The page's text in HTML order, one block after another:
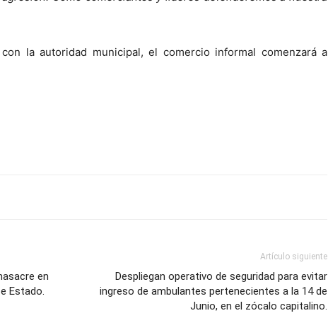
la autoridad municipal, el comercio informal comenzará a
en
Estado.
Artículo siguiente
Despliegan operativo de seguridad para evitar
ingreso de ambulantes pertenecientes a la 14 de
Junio, en el zócalo capitalino.